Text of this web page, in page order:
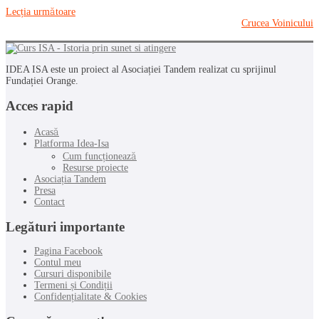
section
Botanică.
Lecția următoare
Crucea Voinicului
6
within
section
Botanică.
IDEA ISA este un proiect al Asociației Tandem realizat cu sprijinul
Fundației Orange.
Acces rapid
Acasă
Platforma Idea-Isa
Cum funcționează
Resurse proiecte
Asociația Tandem
Presa
Contact
Legături importante
Pagina Facebook
Contul meu
Cursuri disponibile
Termeni și Condiții
Confidențialitate & Cookies